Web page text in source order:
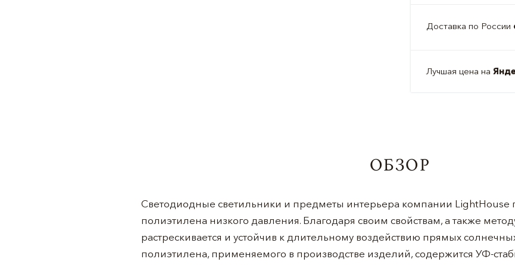
Доставка по России
Лучшая цена на
ОБЗОР
Светодиодные светильники и предметы интерьера компании LightHouse
полиэтилена низкого давления. Благодаря своим свойствам, а также
растрескивается и устойчив к длительному воздействию прямых
полиэтилена, применяемого в производстве изделий, содержится УФ-